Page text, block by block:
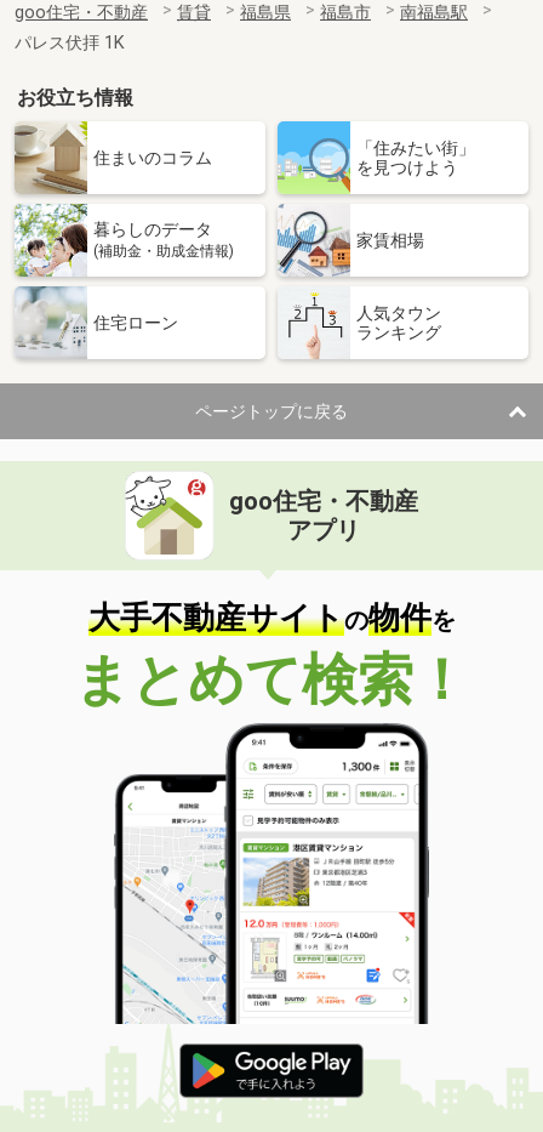
goo住宅・不動産 賃貸 福島県 福島市
南福島駅
パレス伏拝 1K
お役立ち情報
住まいのコラム
「住みたい街」
を見つけよう
暮らしのデータ
(補助金・助成金情報)
家賃相場
住宅ローン
人気タウン
ランキング
ページトップに戻る
goo住宅・不動産
アプリ
大手不動産サイトの物件を
まとめて検索！